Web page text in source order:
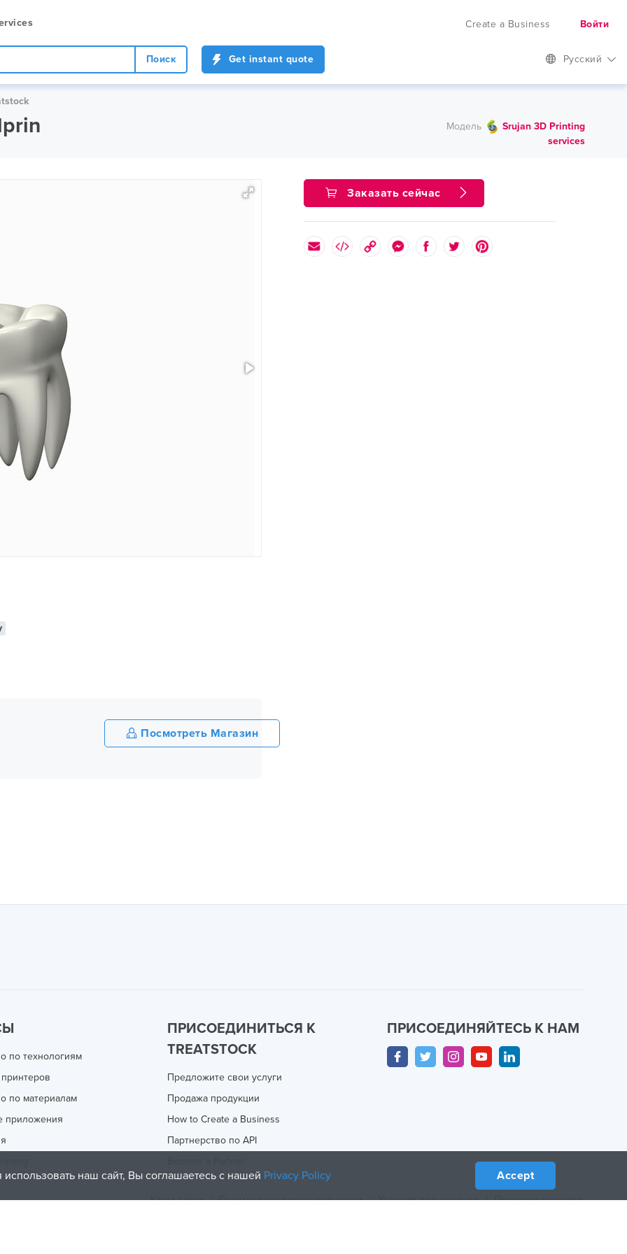
Create a Business Войти
Поиск Get instant quote Русский
Модель
Srujan 3D Printing
services
Заказать сейчас
Посмотреть Магазин
по технологиям
по материалам
приложения
ПРИСОЕДИНИТЬСЯ К
TREATSTOCK
Предложите свои услуги
Продажа продукции
How to Create a Business
Партнерство по API
ПРИСОЕДИНЯЙТЕСЬ К НАМ
Карта сайта / Политика конфиденциальности / Условия пользования / Политика возврата
наш сайт, Вы соглашаетесь с нашей Privacy Policy Accept